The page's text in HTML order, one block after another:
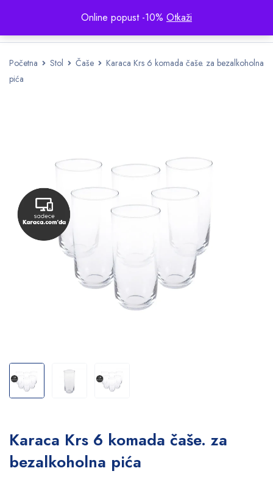
Online popust -10% Otkaži
Početna Stol Čaše
Karaca Krs 6 komada čaše. za bezalkoholna
pića
Karaca Krs 6 komada čaše. za
bezalkoholna pića